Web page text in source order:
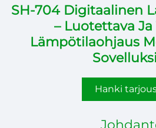
SH-704 Digitaalinen
– Luotettava Ja
Lämpötilaohjaus
Hanki